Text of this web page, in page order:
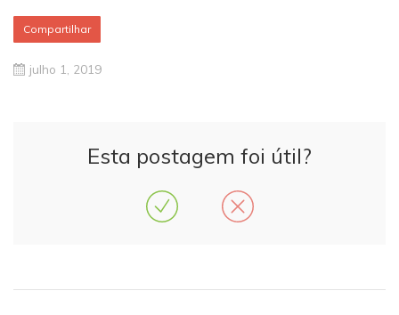
Compartilhar
julho 1, 2019
Esta postagem foi útil?